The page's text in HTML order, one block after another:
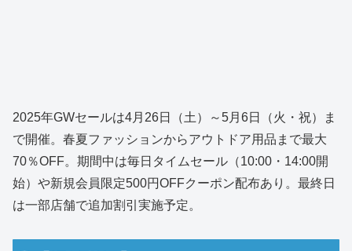
2025年GWセールは4月26日（土）～5月6日（火・祝）ま
で開催。春夏ファッションからアウトドア用品まで最大
70％OFF。期間中は毎日タイムセール（10:00・14:00開
始）や新規会員限定500円OFFクーポン配布あり。最終日
は一部店舗で追加割引実施予定。